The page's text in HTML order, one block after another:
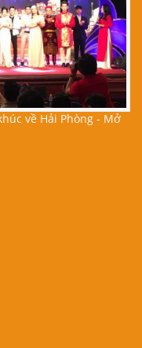
về Hải Phòng - Mở